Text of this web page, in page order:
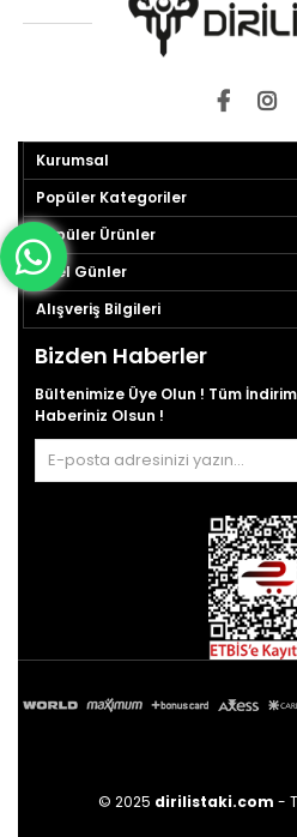
Kurumsal
Popüler Kategoriler
Popüler Ürünler
Özel Günler
Alışveriş Bilgileri
Bizden Haberler
Bültenimize Üye Olun ! Tüm
Haberiniz Olsun !
© 2025 dirilistaki.com -